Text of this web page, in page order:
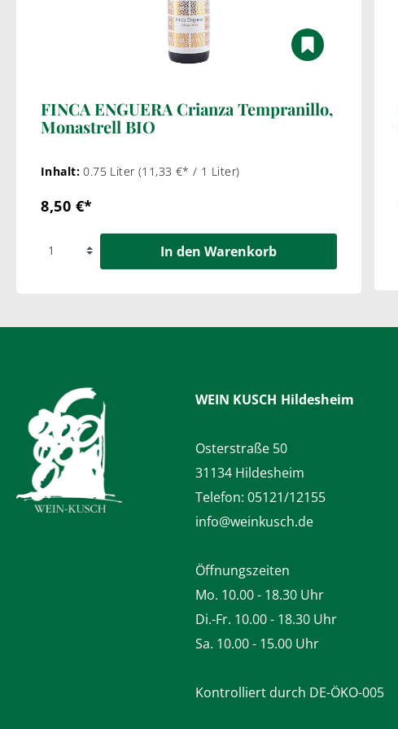
FINCA ENGUERA Crianza Tempranillo,
Monastrell BIO
Inhalt:0.75 Liter (11,33 €* / 1 Liter)
8,50 €*
In den Warenkorb
WEIN KUSCH Hildesheim
Osterstraße 50
31134 Hildesheim
Telefon: 05121/12155
info@weinkusch.de
Öffnungszeiten
Mo. 10.00 - 18.30 Uhr
Di.-Fr. 10.00 - 18.30 Uhr
Sa. 10.00 - 15.00 Uhr
Kontrolliert durch DE-ÖKO-005